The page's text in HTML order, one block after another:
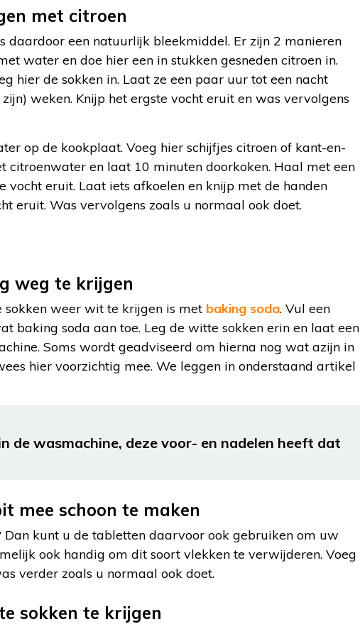
met citroen
daardoor een natuurlijk bleekmiddel. Er zijn 2 manieren
water en doe hier een in stukken gesneden citroen in.
hier de sokken in. Laat ze een paar uur tot een nacht
weken. Knijp het ergste vocht eruit en was vervolgens
op de kookplaat. Voeg hier schijfjes citroen of kant-en-
citroenwater en laat 10 minuten doorkoken. Haal met een
vocht eruit. Laat iets afkoelen en knijp met de handen
eruit. Was vervolgens zoals u normaal ook doet.
weg te krijgen
weer wit te krijgen is met baking soda. Vul een
baking soda aan toe. Leg de witte sokken erin en laat een
Soms wordt geadviseerd om hierna nog wat azijn in
hier voorzichtig mee. We leggen in onderstaand artikel
de wasmachine, deze voor- en nadelen heeft dat
mee schoon te maken
kunt u de tabletten daarvoor ook gebruiken om uw
ook handig om dit soort vlekken te verwijderen. Voeg
verder zoals u normaal ook doet.
sokken te krijgen